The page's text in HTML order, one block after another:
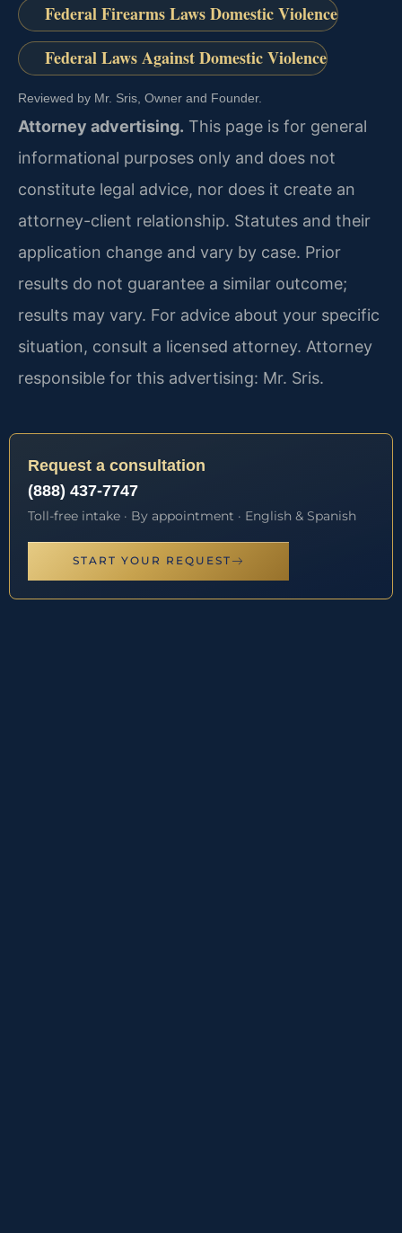
Federal Firearms Laws Domestic Violence
Federal Laws Against Domestic Violence
Reviewed by Mr. Sris, Owner and Founder.
Attorney advertising. This page is for general
informational purposes only and does not
constitute legal advice, nor does it create an
attorney-client relationship. Statutes and their
application change and vary by case. Prior
results do not guarantee a similar outcome;
results may vary. For advice about your specific
situation, consult a licensed attorney. Attorney
responsible for this advertising: Mr. Sris.
Request a consultation
(888) 437-7747
Toll-free intake · By appointment · English & Spanish
START YOUR REQUEST